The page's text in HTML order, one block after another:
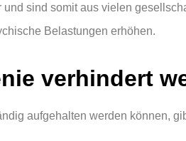
sind somit aus vielen
Belastungen erhöhen.
verhindert
aufgehalten werden können,